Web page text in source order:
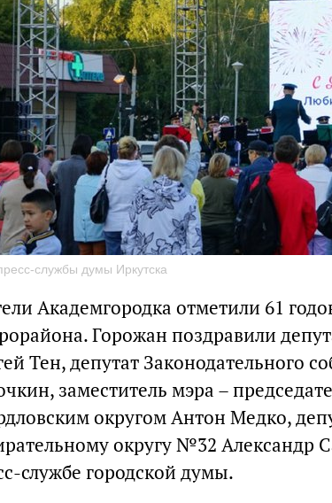
службы думы Иркутска
Академгородка отметили 61
Горожан поздравили
Тен, депутат Законодательного
заместитель мэра –
округом Антон Медко,
округу №32 Александр
службе городской думы.